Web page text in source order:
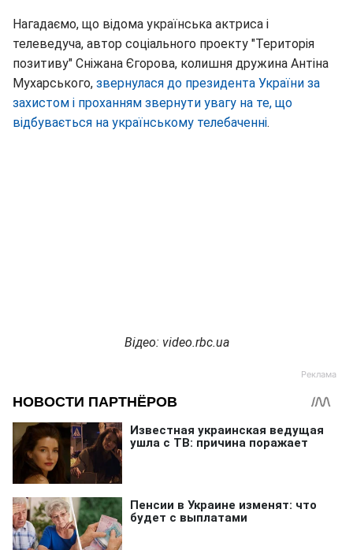
Нагадаємо, що відома українська актриса і
телеведуча, автор соціального проекту "Територія
позитиву" Сніжана Єгорова, колишня дружина Антіна
Мухарського, звернулася до президента України за
захистом і проханням звернути увагу на те, що
відбувається на українському телебаченні.
Відео: video.rbc.ua